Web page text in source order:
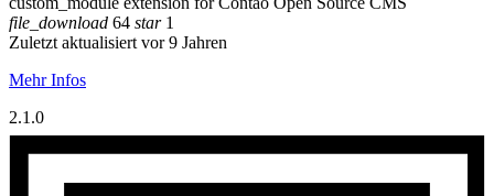
file_download 64 star1
Zuletzt aktualisiert vor 9 Jahren
Mehr Infos
2.1.0